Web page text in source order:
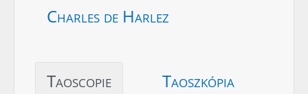
Charles de Harlez
Taoscopie Taoszkópia